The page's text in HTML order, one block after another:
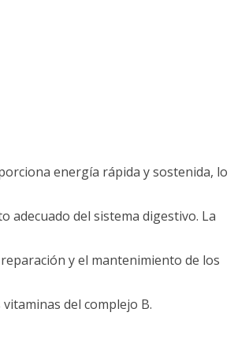
energía rápida y sostenida, lo
adecuado del sistema digestivo. La
y el mantenimiento de los
del complejo B.